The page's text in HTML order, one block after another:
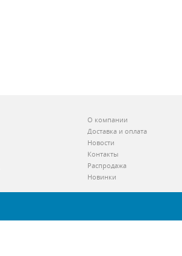
О компании
Доставка и оплата
Новости
Контакты
Распродажа
Новинки